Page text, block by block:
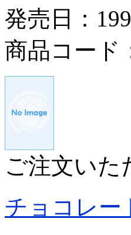
発売日：
商品コード
ご注文いた
チョコレー